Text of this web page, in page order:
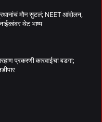
प्रधानांचं मौन सुटलं; NEET आंदोलन,
थेट भाष्य
प्रकरणी कारवाईचा बडगा;